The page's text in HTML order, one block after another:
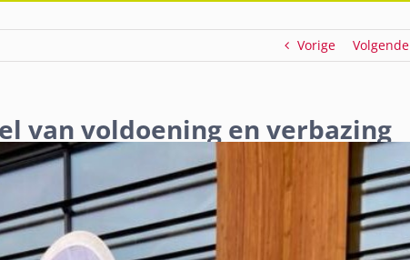
Vorige Volgende
van voldoening en verbazing